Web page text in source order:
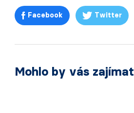
Facebook Twitter
Mohlo by vás zajímat